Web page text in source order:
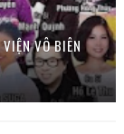
VÔ BIÊN